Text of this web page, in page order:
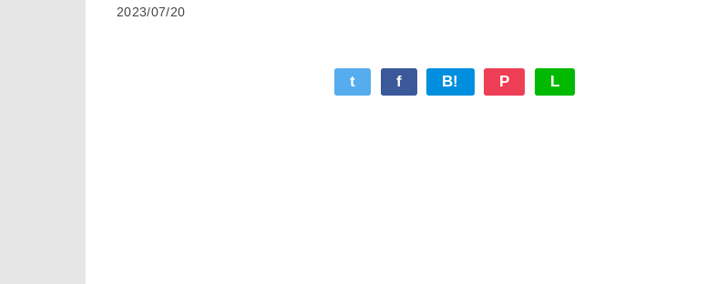
2023/07/20
t f B! P L